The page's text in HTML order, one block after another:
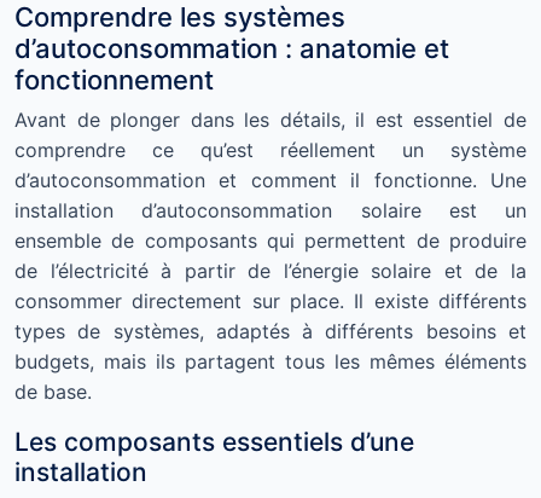
Comprendre les systèmes
d’autoconsommation : anatomie et
fonctionnement
Avant de plonger dans les détails, il est essentiel de
comprendre ce qu’est réellement un système
d’autoconsommation et comment il fonctionne. Une
installation d’autoconsommation solaire est un
ensemble de composants qui permettent de produire
de l’électricité à partir de l’énergie solaire et de la
consommer directement sur place. Il existe différents
types de systèmes, adaptés à différents besoins et
budgets, mais ils partagent tous les mêmes éléments
de base.
Les composants essentiels d’une
installation